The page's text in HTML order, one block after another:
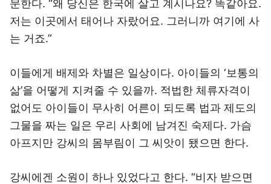
문한다. “왜 당신은 한국에 살고 계시나요? 똑같아요.
저는 이곳에서 태어나 자랐어요. 그러니까 여기에 사
는 거죠.”
이들에게 배제와 차별은 일상이다. 아이들의 ‘보통의
삶’을 어떻게 지켜줄 수 있을까. 적법한 체류자격이
없어도 아이들이 무사히 어른이 되도록 법과 제도의
그물을 짜는 일은 우리 사회에 남겨진 숙제다. 가슴
아프지만 강씨의 몸부림이 그 씨앗이 됐으면 한다.
강씨에겐 소원이 하나 있었다고 한다. “비자 받으면